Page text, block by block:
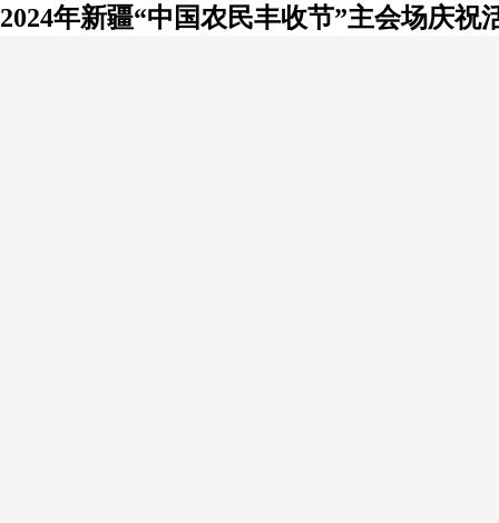
2024年新疆“中国农民丰收节”主会场庆祝